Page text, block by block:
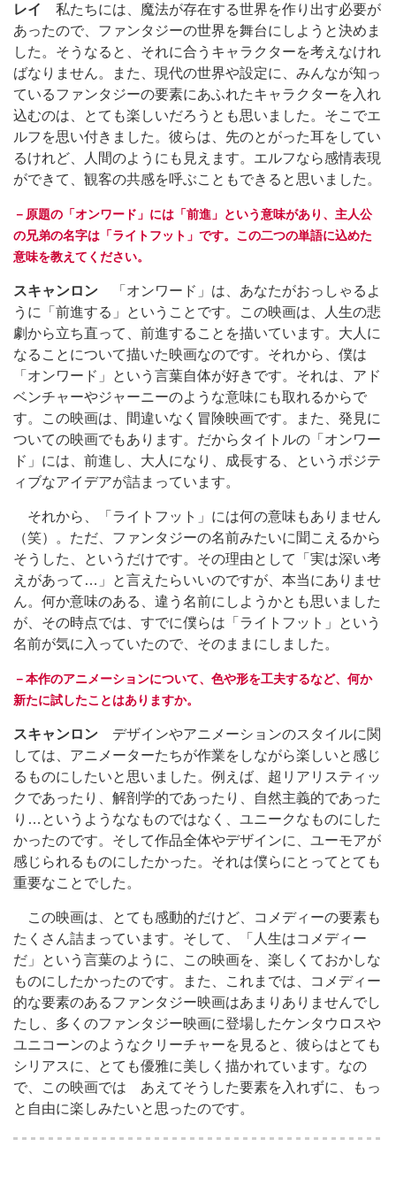
レイ
私たちには、魔法が存在する世界を作り出す必要が
あったので、ファンタジーの世界を舞台にしようと決めま
した。そうなると、それに合うキャラクターを考えなけれ
ばなりません。また、現代の世界や設定に、みんなが知っ
ているファンタジーの要素にあふれたキャラクターを入れ
込むのは、とても楽しいだろうとも思いました。そこでエ
ルフを思い付きました。彼らは、先のとがった耳をしてい
るけれど、人間のようにも見えます。エルフなら感情表現
ができて、観客の共感を呼ぶこともできると思いました。
－原題の「オンワード」には「前進」という意味があり、主人公
の兄弟の名字は「ライトフット」です。この二つの単語に込めた
意味を教えてください。
スキャンロン 「オンワード」は、あなたがおっしゃるよ
うに「前進する」ということです。この映画は、人生の悲
劇から立ち直って、前進することを描いています。大人に
なることについて描いた映画なのです。それから、僕は
「オンワード」という言葉自体が好きです。それは、アド
ベンチャーやジャーニーのような意味にも取れるからで
す。この映画は、間違いなく冒険映画です。また、発見に
ついての映画でもあります。だからタイトルの「オンワー
ド」には、前進し、大人になり、成長する、というポジテ
ィブなアイデアが詰まっています。
それから、「ライトフット」には何の意味もありません
（笑）。ただ、ファンタジーの名前みたいに聞こえるから
そうした、というだけです。その理由として「実は深い考
えがあって…」と言えたらいいのですが、本当にありませ
ん。何か意味のある、違う名前にしようかとも思いました
が、その時点では、すでに僕らは「ライトフット」という
名前が気に入っていたので、そのままにしました。
－本作のアニメーションについて、色や形を工夫するなど、何か
新たに試したことはありますか。
スキャンロン デザインやアニメーションのスタイルに関
しては、アニメーターたちが作業をしながら楽しいと感じ
るものにしたいと思いました。例えば、超リアリスティッ
クであったり、解剖学的であったり、自然主義的であった
り…というようななものではなく、ユニークなものにした
かったのです。そして作品全体やデザインに、ユーモアが
感じられるものにしたかった。それは僕らにとってとても
重要なことでした。
この映画は、とても感動的だけど、コメディーの要素も
たくさん詰まっています。そして、「人生はコメディー
だ」という言葉のように、この映画を、楽しくておかしな
ものにしたかったのです。また、これまでは、コメディー
的な要素のあるファンタジー映画はあまりありませんでし
たし、多くのファンタジー映画に登場したケンタウロスや
ユニコーンのようなクリーチャーを見ると、彼らはとても
シリアスに、とても優雅に美しく描かれています。なの
で、この映画では あえてそうした要素を入れずに、もっ
と自由に楽しみたいと思ったのです。